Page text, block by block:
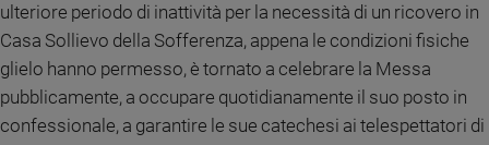
ulteriore periodo di inattività per la necessità di un ricovero in
Casa Sollievo della Sofferenza, appena le condizioni fisiche
glielo hanno permesso, è tornato a celebrare la Messa
pubblicamente, a occupare quotidianamente il suo posto in
confessionale, a garantire le sue catechesi ai telespettatori di